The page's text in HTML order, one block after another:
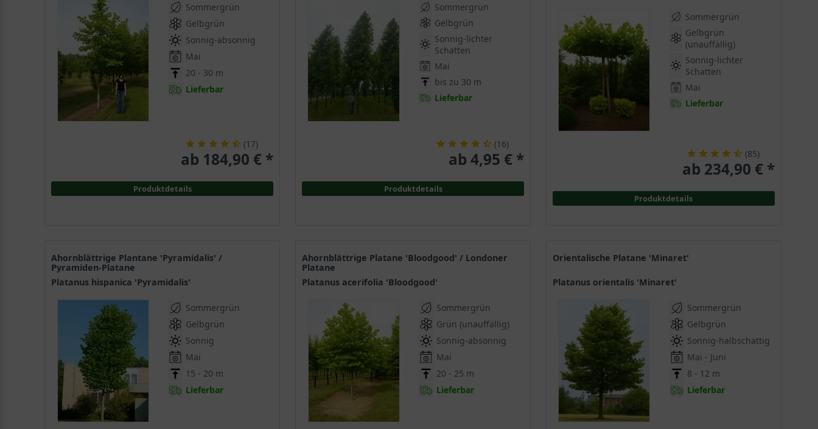
Sommergrün
Gelbgrün
(unauffällig)
Sonnig-lichter
Schatten
Mai
Lieferbar
(85)
ab 234,90 € *
Produktdetails
Sommergrün
Gelbgrün
Sonnig-lichter
Schatten
Mai
bis zu 30 m
Lieferbar
(16)
ab 4,95 € *
Produktdetails
Sommergrün
Gelbgrün
Sonnig-absonnig
Mai
20 - 30 m
Lieferbar
(17)
ab 184,90 € *
Produktdetails
Orientalische Platane 'Minaret'
Platanus orientalis 'Minaret'
Sommergrün
Gelbgrün
Sonnig-halbschattig
Mai - Juni
8 - 12 m
Lieferbar
Ahornblättrige Platane 'Bloodgood' / Londoner
Platane
Platanus acerifolia 'Bloodgood'
Sommergrün
Grün (unauffällig)
Sonnig-absonnig
Mai
20 - 25 m
Lieferbar
Ahornblättrige Plantane 'Pyramidalis' /
Pyramiden-Platane
Platanus hispanica 'Pyramidalis'
Sommergrün
Gelbgrün
Sonnig
Mai
15 - 20 m
Lieferbar